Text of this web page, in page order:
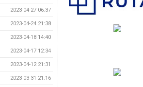
2023-04-27 06:37
2023-04-24 21:38
2023-04-18 14:40
2023-04-17 12:34
2023-04-12 21:31
2023-03-31 21:16